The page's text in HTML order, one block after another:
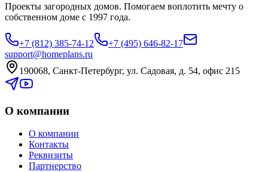
Проекты загородных домов. Помогаем воплотить мечту о
собственном доме с 1997 года.
+7 (812) 385-74-12
+7 (495) 646-82-17
support@homeplans.ru
190068, Санкт-Петербург, ул. Садовая, д. 54, офис 215
О компании
О компании
Контакты
Реквизиты
Партнерство